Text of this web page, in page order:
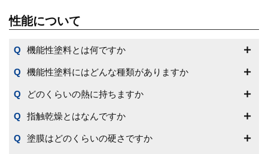
性能について
機能性塗料とは何ですか
機能性塗料にはどんな種類がありますか
どのくらいの熱に持ちますか
指触乾燥とはなんですか
塗膜はどのくらいの硬さですか